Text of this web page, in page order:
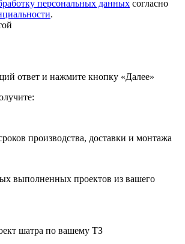
персональных данных согласно
.
ответ и нажмите кнопку «Далее»
производства, доставки и монтажа
выполненных проектов из вашего
шатра по вашему ТЗ